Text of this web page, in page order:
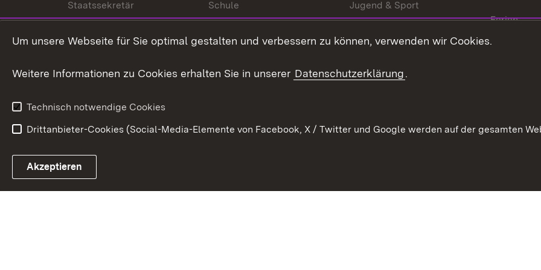
Staatssekretär
Anfahrt und Kontakt
Schule Jugend & Sport
Ferien
Stellen
Link zum Landesportal
Um unsere Webseite für Sie optimal gestalten und verbessern zu können, verwenden wir Cookies.
Weitere Informationen zu Cookies erhalten Sie in unserer Datenschutzerklärung.
Technisch notwendige Cookies
Drittanbieter-Cookies (Social-Media-Elemente von Facebook, X / Twitter und Google werden auf der gesamten
Akzeptieren